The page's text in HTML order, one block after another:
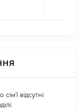
відсутні